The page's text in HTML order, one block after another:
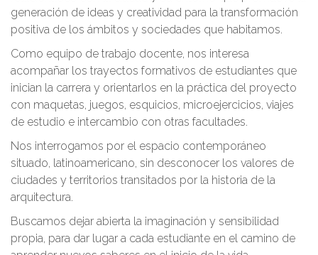
generación de ideas y creatividad para la transformación
positiva de los ámbitos y sociedades que habitamos.
Como equipo de trabajo docente, nos interesa
acompañar los trayectos formativos de estudiantes que
inician la carrera y orientarlos en la práctica del proyecto
con maquetas, juegos, esquicios, microejercicios, viajes
de estudio e intercambio con otras facultades.
Nos interrogamos por el espacio contemporáneo
situado, latinoamericano, sin desconocer los valores de
ciudades y territorios transitados por la historia de la
arquitectura.
Buscamos dejar abierta la imaginación y sensibilidad
propia, para dar lugar a cada estudiante en el camino de